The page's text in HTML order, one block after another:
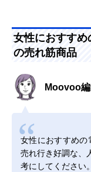
女性におすす
の売れ筋商品
Moovoo
女性におすすめの
売れ行き好調な、
考にしてください。